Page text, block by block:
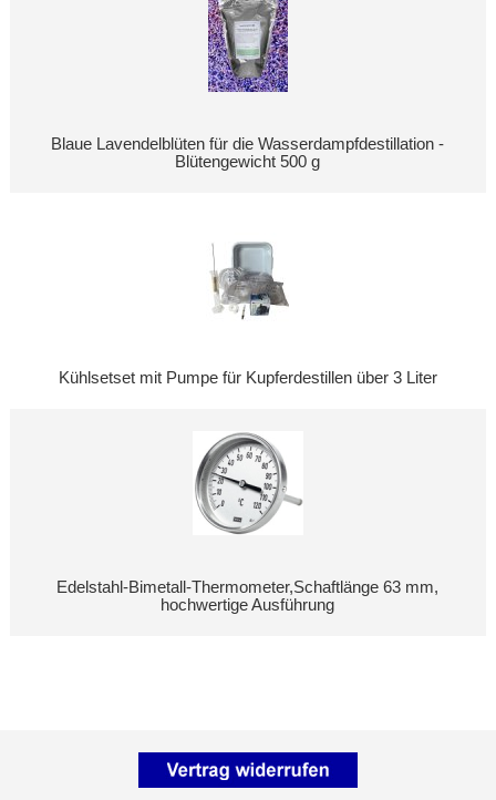
Blaue Lavendelblüten für die Wasserdampfdestillation -
Blütengewicht 500 g
Kühlsetset mit Pumpe für Kupferdestillen über 3 Liter
Edelstahl-Bimetall-Thermometer,Schaftlänge 63 mm,
hochwertige Ausführung